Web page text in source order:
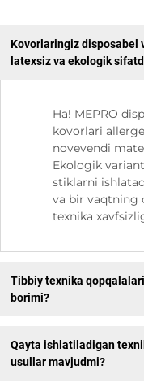
Kovorlaringiz disposabel
latexsiz va ekologik
Ha! MEPRO
kovorlari
novevendi
Ekologik
stiklarni
va bir vaqtning
texnika
Tibbiy texnika
borimi?
Qayta ishlatiladigan
usullar mavjudmi?